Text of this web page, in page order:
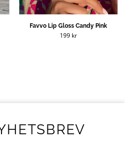
Favvo Lip Gloss Candy Pink
199 kr